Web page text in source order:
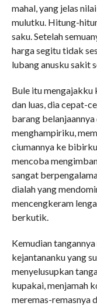
mahal, yang jelas
mulutku. Hitung-
saku. Setelah
harga segitu tidak
lubang anusku sakit
Bule itu mengajakku
dan luas, dia cepat-
barang belanjaannya
menghampiriku,
ciumannya ke
mencoba
sangat
dialah yang
mencengkeram
berkutik.
Kemudian
kejantananku yang
menyelusupkan
kupakai, menjamah
meremas-remasnya